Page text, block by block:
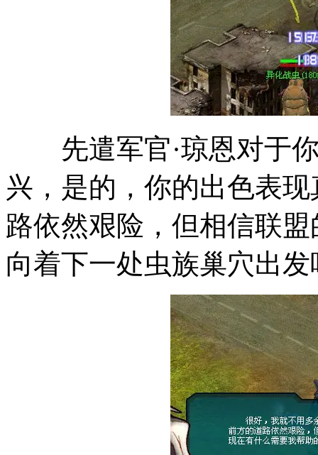
先遣军官·琼恩对于你
兴，是的，你的出色表
路依然艰险，但相信联
向着下一处虫族巢穴出发